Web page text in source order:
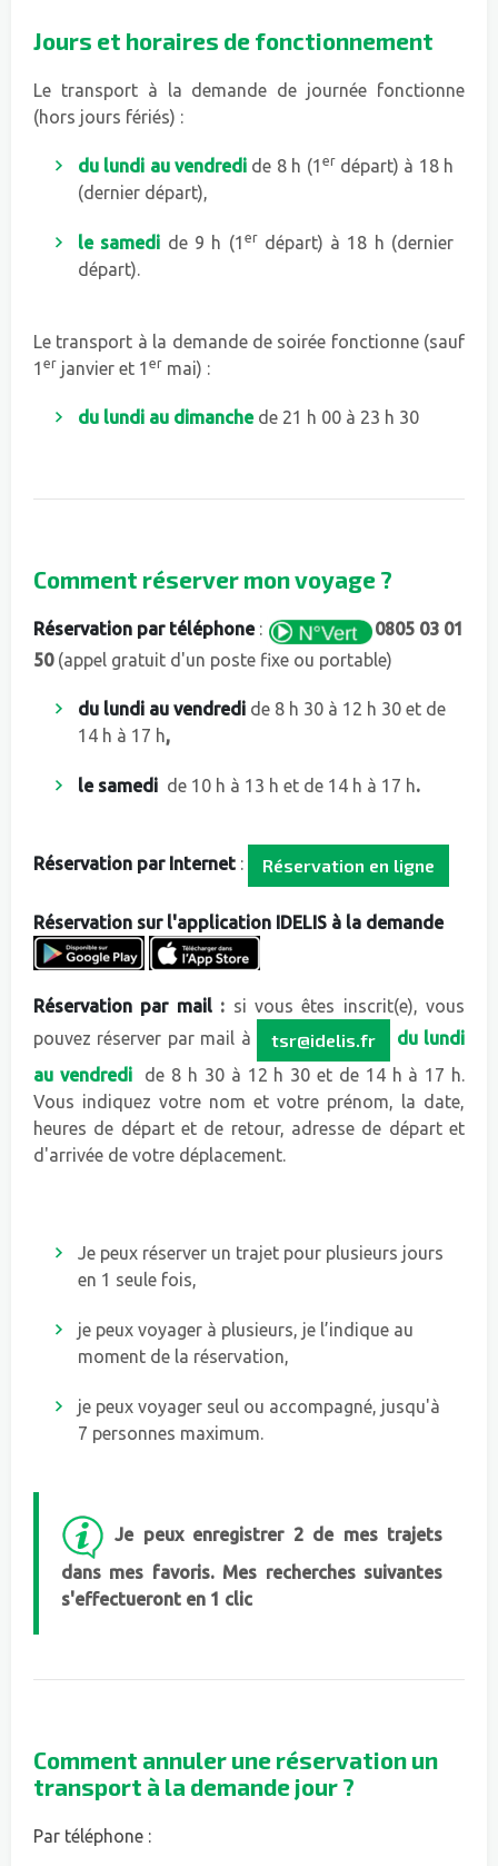
Jours et horaires de fonctionnement
Le transport à la demande de journée fonctionne
(hors jours fériés) :
du lundi au vendredi de 8 h (1 er départ) à 18 h
(dernier départ),
le samedi de 9 h (1 er départ) à 18 h (dernier
départ).
Le transport à la demande de soirée fonctionne (sauf
1 er janvier et 1 er mai) :
du lundi au dimanchede 21 h 00 à 23 h 30
Comment réserver mon voyage ?
Réservation par téléphone:
0805 03 01
50(appel gratuit d'un poste fixe ou portable)
du lundi au vendredi de 8 h 30 à 12 h 30 et de
14 h à 17 h,
le samedi de 10 h à 13 h et de 14 h à 17 h.
Réservation par Internet : Réservation en ligne
Réservation sur l'application IDELIS à la demande
Réservation par mail: si vous êtes inscrit(e), vous
pouvez réserver par mail à
tsr@idelis.fr
du lundi
au vendredi
de 8 h 30 à 12 h 30 et de 14 h à 17 h.
Vous indiquez votre nom et votre prénom, la date,
heures de départ et de retour, adresse de départ et
d'arrivée de votre déplacement.
Je peux réserver un trajet pour plusieurs jours
en 1 seule fois,
je peux voyager à plusieurs, je l’indique au
moment de la réservation,
je peux voyager seul ou accompagné, jusqu'à
7 personnes maximum.
Je peux enregistrer 2 de mes trajets
dans mes favoris. Mes recherches suivantes
s'effectueront en 1 clic
Comment annuler une réservation un
transport à la demande jour ?
Par téléphone :